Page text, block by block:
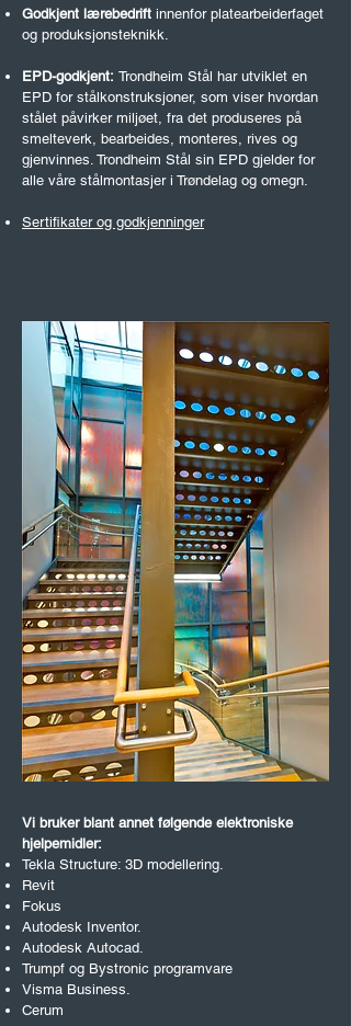
Godkjent lærebedrift innenfor platearbeiderfaget
og produksjonsteknikk.
EPD-godkjent: Trondheim Stål har utviklet en
EPD for stålkonstruksjoner, som viser hvordan
stålet påvirker miljøet, fra det produseres på
smelteverk, bearbeides, monteres, rives og
gjenvinnes. Trondheim Stål sin EPD gjelder for
alle våre stålmontasjer i Trøndelag og omegn.
Sertifikater og godkjenninger
Vi bruker blant annet følgende elektroniske
hjelpemidler:
Tekla Structure: 3D modellering.
Revit
Fokus
Autodesk Inventor.
Autodesk Autocad.
Trumpf og Bystronic programvare
Visma Business.
Cerum